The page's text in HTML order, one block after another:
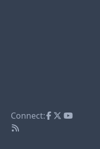
Connect: